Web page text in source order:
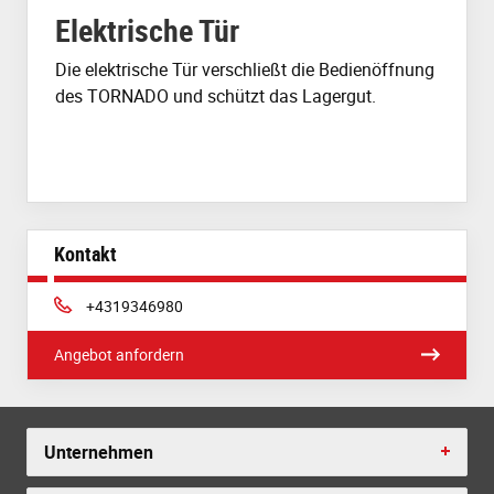
Elektrische Tür
Die elektrische Tür verschließt die Bedienöffnung
des TORNADO und schützt das Lagergut.
Kontakt
Phone:
+4319346980
Angebot anfordern
Unternehmen